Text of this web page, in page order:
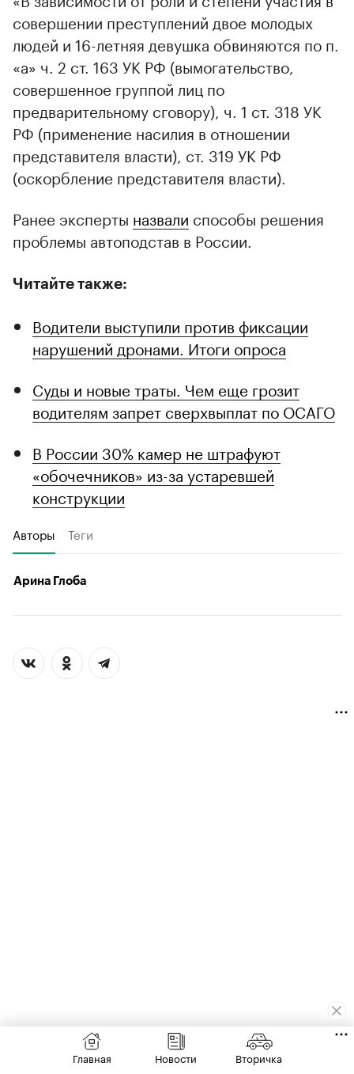
совершении преступлений двое молодых
людей и 16-летняя девушка обвиняются по п.
«а» ч. 2 ст. 163 УК РФ (вымогательство,
совершенное группой лиц по
предварительному сговору), ч. 1 ст. 318 УК
РФ (применение насилия в отношении
представителя власти), ст. 319 УК РФ
(оскорбление представителя власти).
Ранее эксперты назвали способы решения
проблемы автоподстав в России.
Читайте также:
Водители выступили против фиксации
нарушений дронами. Итоги опроса
Суды и новые траты. Чем еще грозит
водителям запрет сверхвыплат по ОСАГО
В России 30% камер не штрафуют
«обочечников» из-за устаревшей
конструкции
Авторы Теги
Арина Глоба
5 августаГлавная Новости Вторичка